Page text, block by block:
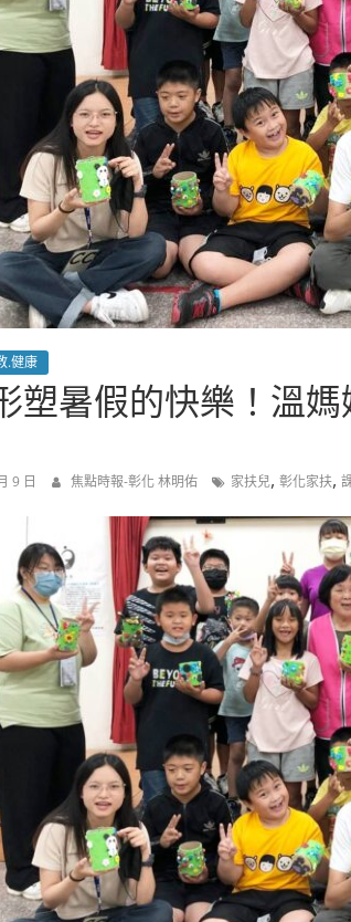
.健康
塑暑假的快樂！溫
9 日 焦點時報-彰化 林明佑 家扶兒, 彰化家扶,